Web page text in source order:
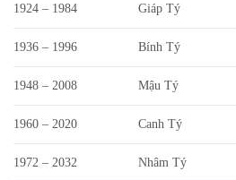
1924 – 1984 Giáp Tý
1936 – 1996 Bính Tý
1948 – 2008 Mậu Tý
1960 – 2020 Canh Tý
1972 – 2032 Nhâm Tý